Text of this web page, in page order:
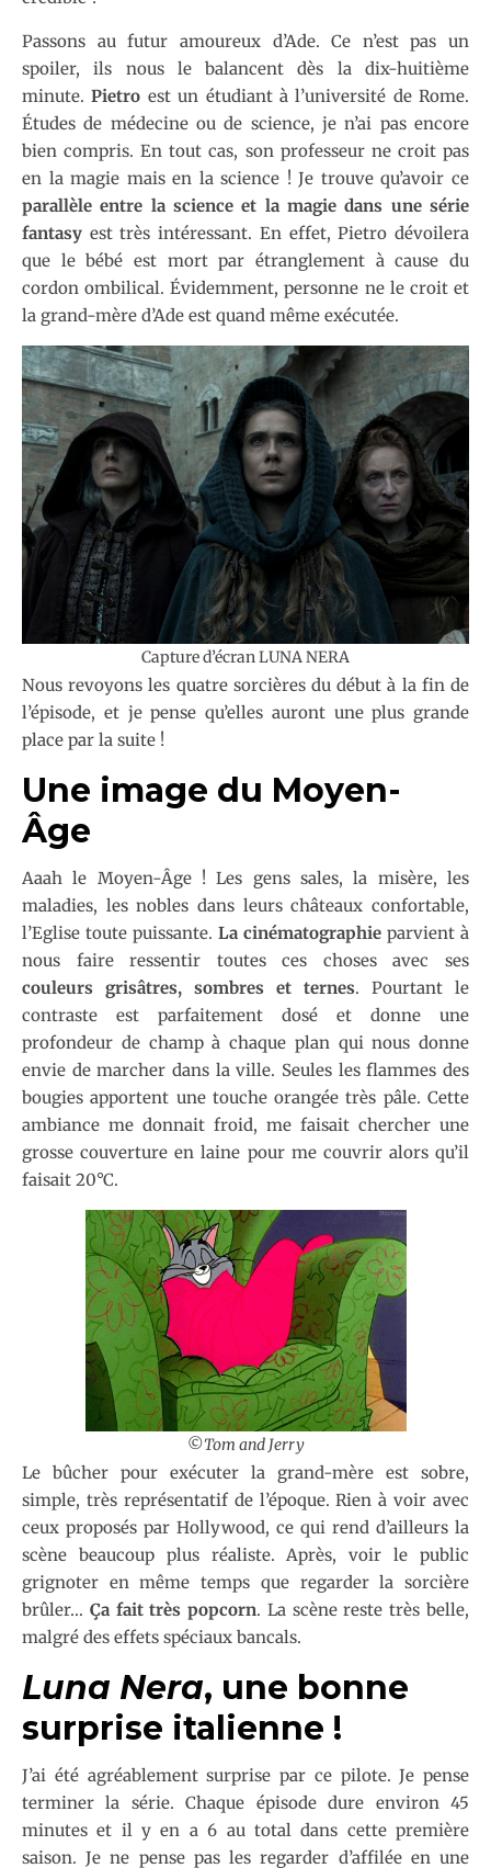
Passons au futur amoureux d’Ade. Ce n’est pas un
spoiler, ils nous le balancent dès la dix-huitième
minute.Pietro est un étudiant à l’université de Rome.
Études de médecine ou de science, je n’ai pas encore
bien compris. En tout cas, son professeur ne croit pas
en la magie mais en la science ! Je trouve qu’avoir ce
parallèle entre la science et la magie dans une série
fantasy est très intéressant. En effet, Pietro dévoilera
que le bébé est mort par étranglement à cause du
cordon ombilical. Évidemment, personne ne le croit et
la grand-mère d’Ade est quand même exécutée.
Capture d’écran LUNA NERA
Nous revoyons les quatre sorcières du début à la fin de
l’épisode, et je pense qu’elles auront une plus grande
place par la suite !
Une image du Moyen-
Âge
Aaah le Moyen-Âge ! Les gens sales, la misère, les
maladies, les nobles dans leurs châteaux confortable,
l’Eglise toute puissante. La cinématographie parvient à
nous faire ressentir toutes ces choses avec ses
couleurs grisâtres, sombres et ternes. Pourtant le
contraste est parfaitement dosé et donne une
profondeur de champ à chaque plan qui nous donne
envie de marcher dans la ville. Seules les flammes des
bougies apportent une touche orangée très pâle. Cette
ambiance me donnait froid, me faisait chercher une
grosse couverture en laine pour me couvrir alors qu’il
faisait 20°C.
©Tom and Jerry
Le bûcher pour exécuter la grand-mère est sobre,
simple, très représentatif de l’époque. Rien à voir avec
ceux proposés par Hollywood, ce qui rend d’ailleurs la
scène beaucoup plus réaliste. Après, voir le public
grignoter en même temps que regarder la sorcière
brûler… Ça fait très popcorn. La scène reste très belle,
malgré des effets spéciaux bancals.
Luna Nera, une bonne
surprise italienne !
J’ai été agréablement surprise par ce pilote. Je pense
terminer la série. Chaque épisode dure environ 45
minutes et il y en a 6 au total dans cette première
saison. Je ne pense pas les regarder d’affilée en une